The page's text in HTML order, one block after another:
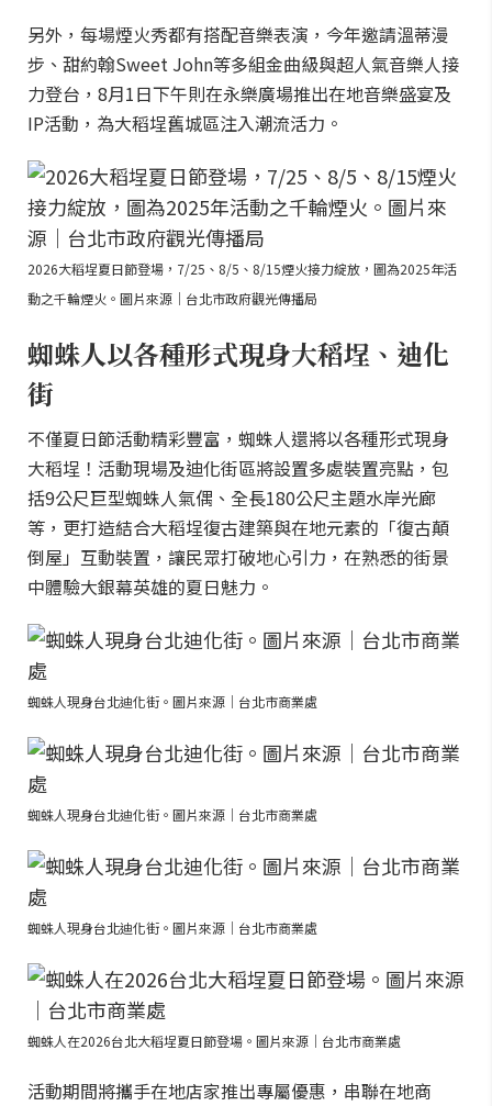
另外，每場煙火秀都有搭配音樂表演，今年邀請溫蒂漫
步、甜約翰Sweet John等多組金曲級與超人氣音樂人接
力登台，8月1日下午則在永樂廣場推出在地音樂盛宴及
IP活動，為大稻埕舊城區注入潮流活力。
2026大稻埕夏日節登場，7/25、8/5、8/15煙火接力綻放，圖為2025年活
動之千輪煙火。圖片來源｜台北市政府觀光傳播局
蜘蛛人以各種形式現身大稻埕、迪化
街
不僅夏日節活動精彩豐富，蜘蛛人還將以各種形式現身
大稻埕！活動現場及迪化街區將設置多處裝置亮點，包
括9公尺巨型蜘蛛人氣偶、全長180公尺主題水岸光廊
等，更打造結合大稻埕復古建築與在地元素的「復古顛
倒屋」互動裝置，讓民眾打破地心引力，在熟悉的街景
中體驗大銀幕英雄的夏日魅力。
蜘蛛人現身台北迪化街。圖片來源｜台北市商業處
蜘蛛人現身台北迪化街。圖片來源｜台北市商業處
蜘蛛人現身台北迪化街。圖片來源｜台北市商業處
蜘蛛人在2026台北大稻埕夏日節登場。圖片來源｜台北市商業處
活動期間將攜手在地店家推出專屬優惠，串聯在地商